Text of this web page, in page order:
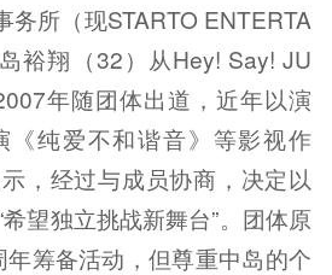
务所（现STARTO ENTERTA
裕翔（32）从Hey! Say! JU
年随团体出道，近年以演
《纯爱不和谐音》等影视作
，经过与成员协商，决定以
望独立挑战新舞台”。团体原
筹备活动，但尊重中岛的个